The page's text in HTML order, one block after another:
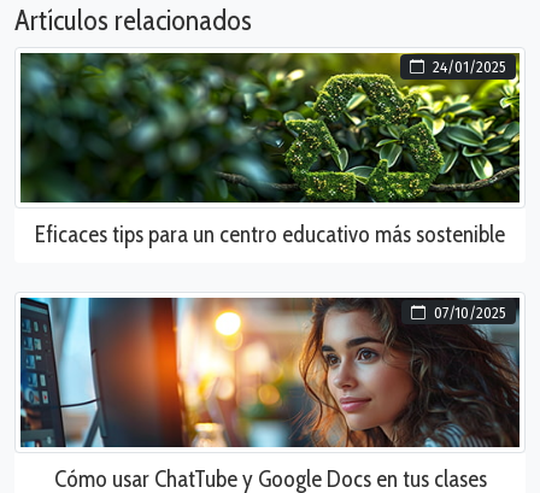
Artículos relacionados
24/01/2025
Eficaces tips para un centro educativo más sostenible
07/10/2025
Cómo usar ChatTube y Google Docs en tus clases